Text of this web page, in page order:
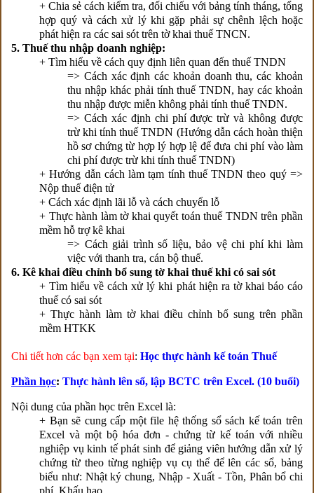
+ Chia sẻ cách kiểm tra, đối chiếu với bảng tính tháng, tổng
hợp quý và cách xử lý khi gặp phải sự chênh lệch hoặc
phát hiện ra các sai sót trên tờ khai thuế TNCN.
5. Thuế thu nhập doanh nghiệp:
+ Tìm hiểu về cách quy định liên quan đến thuế TNDN
=> Cách xác định các khoản doanh thu, các khoản
thu nhập khác phải tính thuế TNDN, hay các khoản
thu nhập được miễn không phải tính thuế TNDN.
=> Cách xác định chi phí được trừ và không được
trừ khi tính thuế TNDN (Hướng dẫn cách hoàn thiện
hồ sơ chứng từ hợp lý hợp lệ để đưa chi phí vào làm
chi phí được trừ khi tính thuế TNDN)
+ Hướng dẫn cách làm tạm tính thuế TNDN theo quý =>
Nộp thuế điện tử
+ Cách xác định lãi lỗ và cách chuyển lỗ
+ Thực hành làm tờ khai quyết toán thuế TNDN trên phần
mềm hỗ trợ kê khai
=> Cách giải trình số liệu, bảo vệ chi phí khi làm
việc với thanh tra, cán bộ thuế.
6. Kê khai điều chỉnh bổ sung tờ khai thuế khi có sai sót
+ Tìm hiểu về cách xử lý khi phát hiện ra tờ khai báo cáo
thuế có sai sót
+ Thực hành làm tờ khai điều chỉnh bổ sung trên phần
mềm HTKK
Chi tiết hơn các bạn xem tại: Học thực hành kế toán Thuế
Phần học: Thực hành lên sổ, lập BCTC trên Excel. (10 buổi)
Nội dung của phần học trên Excel là:
+ Bạn sẽ cung cấp một file hệ thống sổ sách kế toán trên
Excel và một bộ hóa đơn - chứng từ kế toán với nhiều
nghiệp vụ kinh tế phát sinh để giảng viên hướng dẫn xử lý
chứng từ theo từng nghiệp vụ cụ thể để lên các sổ, bảng
biểu như: Nhật ký chung, Nhập - Xuất - Tồn, Phân bổ chi